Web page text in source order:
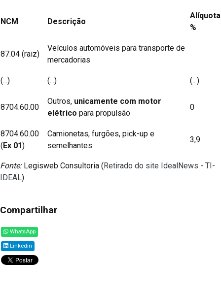
NCM Descrição
Alíquota
%
87.04 (raiz)
Veículos automóveis para transporte de
mercadorias
(...) (...) (...)
8704.60.00
Outros, unicamente com motor
elétrico para propulsão
0
8704.60.00
(Ex 01)
Camionetas, furgões, pick-up e
semelhantes
3,9
Fonte:Legisweb Consultoria (Retirado do site IdealNews - TI-
IDEAL)
Compartilhar
WhatsApp
Linkedin